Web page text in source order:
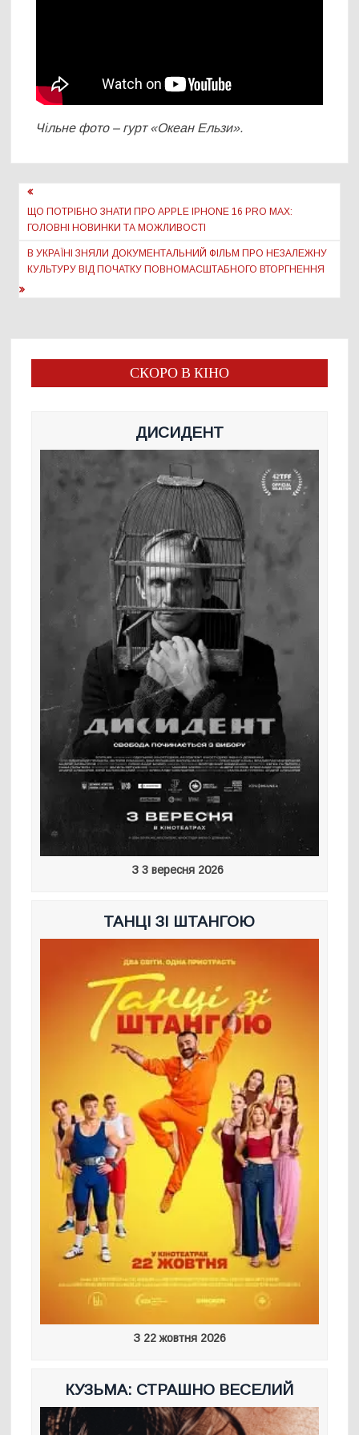
Чільне фото – гурт «Океан Ельзи».
Навігація
записів
ЩО ПОТРІБНО ЗНАТИ ПРО APPLE IPHONE 16 PRO MAX:
ГОЛОВНІ НОВИНКИ ТА МОЖЛИВОСТІ
В УКРАЇНІ ЗНЯЛИ ДОКУМЕНТАЛЬНИЙ ФІЛЬМ ПРО НЕЗАЛЕЖНУ
КУЛЬТУРУ ВІД ПОЧАТКУ ПОВНОМАСШТАБНОГО ВТОРГНЕННЯ
СКОРО В КІНО
ДИСИДЕНТ
З 3 вересня 2026
ТАНЦІ ЗІ ШТАНГОЮ
З 22 жовтня 2026
КУЗЬМА: СТРАШНО ВЕСЕЛИЙ